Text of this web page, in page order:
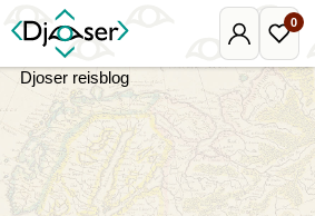
Mijn
Djoser
0